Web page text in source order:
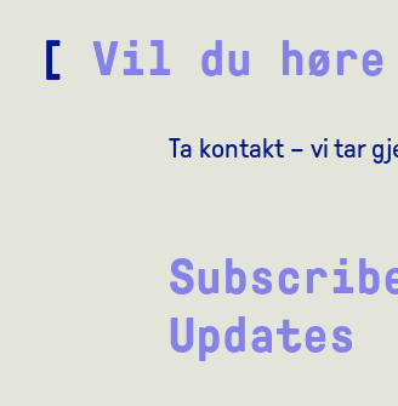
[ Vil du høre
Ta kontakt – vi tar
Updates